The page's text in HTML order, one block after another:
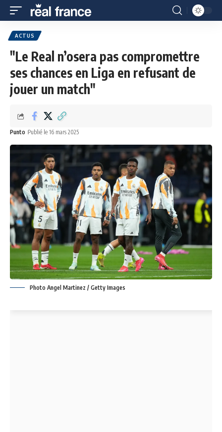
ACTUS
"Le Real n’osera pas compromettre
ses chances en Liga en refusant de
jouer un match"
Punto Publié le 16 mars 2025
Photo Angel Martinez / Getty Images